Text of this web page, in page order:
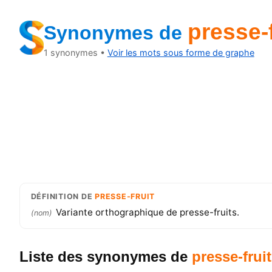
Synonymes de
1 synonymes • Voir les mots sous forme de graphe
DÉFINITION DEPRESSE-FRUIT
(nom) Variante orthographique de presse-fruits.
Liste des synonymes de presse-fruit